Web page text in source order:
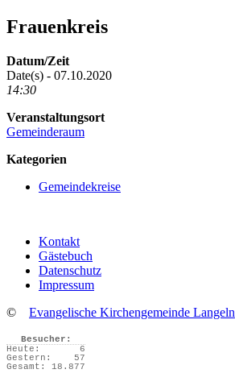
Frauenkreis
Datum/Zeit
Date(s) - 07.10.2020
14:30
Veranstaltungsort
Gemeinderaum
Kategorien
Gemeindekreise
Kontakt
Gästebuch
Datenschutz
Impressum
© Evangelische Kirchengemeinde Langeln
Besucher:
Heute:
6
Gestern:
57
Gesamt:
18.877